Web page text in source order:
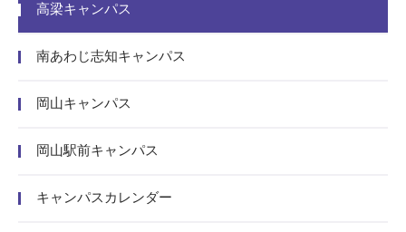
高梁キャンパス
南あわじ志知キャンパス
岡山キャンパス
岡山駅前キャンパス
キャンパスカレンダー